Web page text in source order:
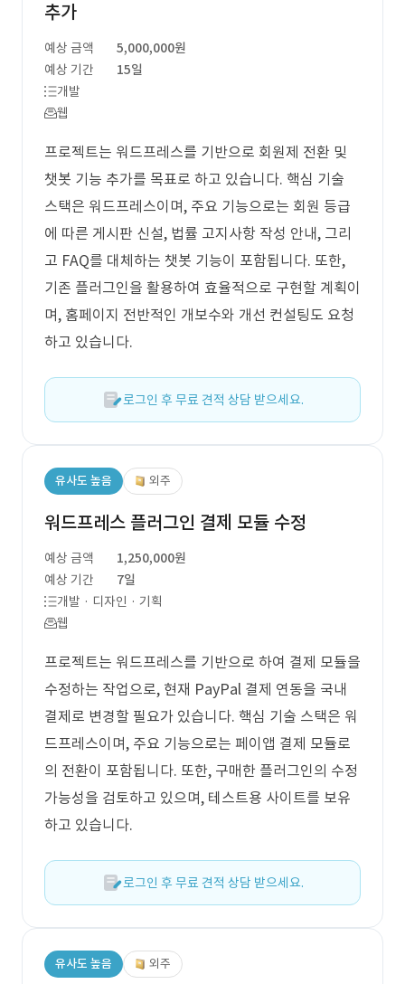
추가
예상 금액
5,000,000원
예상 기간
15일
개발
웹
프로젝트는 워드프레스를 기반으로 회원제 전환 및
챗봇 기능 추가를 목표로 하고 있습니다. 핵심 기술
스택은 워드프레스이며, 주요 기능으로는 회원 등급
에 따른 게시판 신설, 법률 고지사항 작성 안내, 그리
고 FAQ를 대체하는 챗봇 기능이 포함됩니다. 또한,
기존 플러그인을 활용하여 효율적으로 구현할 계획이
며, 홈페이지 전반적인 개보수와 개선 컨설팅도 요청
하고 있습니다.
로그인 후 무료 견적 상담 받으세요.
유사도 높음 외주
워드프레스 플러그인 결제 모듈 수정
예상 금액
1,250,000원
예상 기간
7일
개발 · 디자인 · 기획
웹
프로젝트는 워드프레스를 기반으로 하여 결제 모듈을
수정하는 작업으로, 현재 PayPal 결제 연동을 국내
결제로 변경할 필요가 있습니다. 핵심 기술 스택은 워
드프레스이며, 주요 기능으로는 페이앱 결제 모듈로
의 전환이 포함됩니다. 또한, 구매한 플러그인의 수정
가능성을 검토하고 있으며, 테스트용 사이트를 보유
하고 있습니다.
로그인 후 무료 견적 상담 받으세요.
유사도 높음 외주